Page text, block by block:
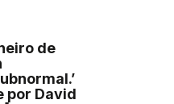
de
por David